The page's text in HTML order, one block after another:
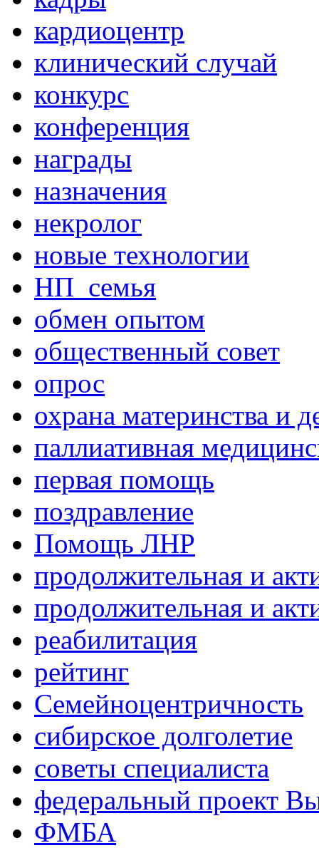
кардиоцентр
клинический случай
конкурс
конференция
награды
назначения
некролог
новые технологии
НП_семья
обмен опытом
общественный совет
опрос
охрана материнства и
паллиативная
первая помощь
поздравление
Помощь ЛНР
продолжительная и
продолжительная и
реабилитация
рейтинг
Семейноцентричность
сибирское долголетие
советы специалиста
федеральный проект
ФМБА